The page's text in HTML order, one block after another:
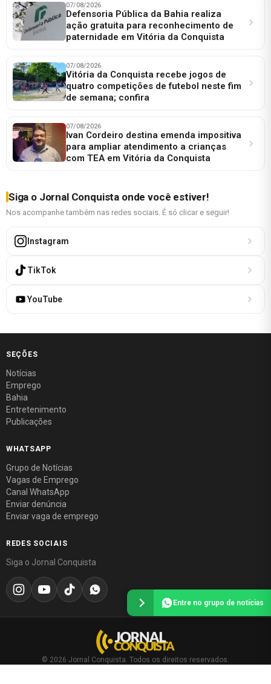
07/08/2026
Defensoria Pública da Bahia realiza
ação gratuita para reconhecimento de
paternidade em Vitória da Conquista
07/08/2026
Vitória da Conquista recebe jogos de
quatro competições de futebol neste fim
de semana; confira
07/08/2026
Ivan Cordeiro destina emenda impositiva
para ampliar atendimento a crianças
com TEA em Vitória da Conquista
Siga o Jornal Conquista onde você estiver!
Nos acompanhe também nas redes sociais. É só clicar e seguir!
Instagram
TikTok
YouTube
SEÇÕES
Notícias
Emprego
Bahia
Entretenimento
Publicações
WHATSAPP
Grupo de Notícias
Vagas de Emprego
Canal WhatsApp
Enviar denúncia
Enviar vaga de emprego
REDES SOCIAIS
Siga o Jornal Conquista
© 2026 Jornal Conquista. Todos os direitos reservados.
Entre no grupo de notícias